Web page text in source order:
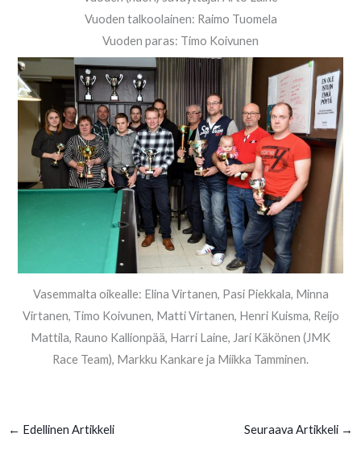
Vuoden talkoolainen: Raimo Tuomela
Vuoden paras: Timo Koivunen
Vasemmalta oikealle: Elina Virtanen, Pasi Piekkala, Minna
Virtanen, Timo Koivunen, Matti Virtanen, Henri Kuisma, Reijo
Mattila, Rauno Kallionpää, Harri Laine, Jari Käkönen (JMK
Race Team), Markku Kankare ja Miikka Tamminen.
← Edellinen Artikkeli Seuraava Artikkeli →